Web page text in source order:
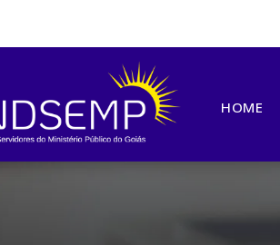
HOME